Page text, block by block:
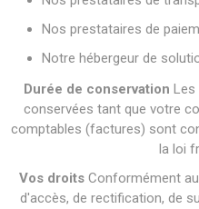
Nos prestataires de
Notre hébergeur de
Durée de conservation Les
conservées tant que votre
comptables (factures) sont
la loi
Vos droits Conformément
d'accès, de rectification, de